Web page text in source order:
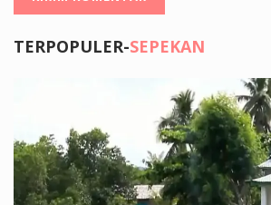
TERPOPULER-SEPEKAN